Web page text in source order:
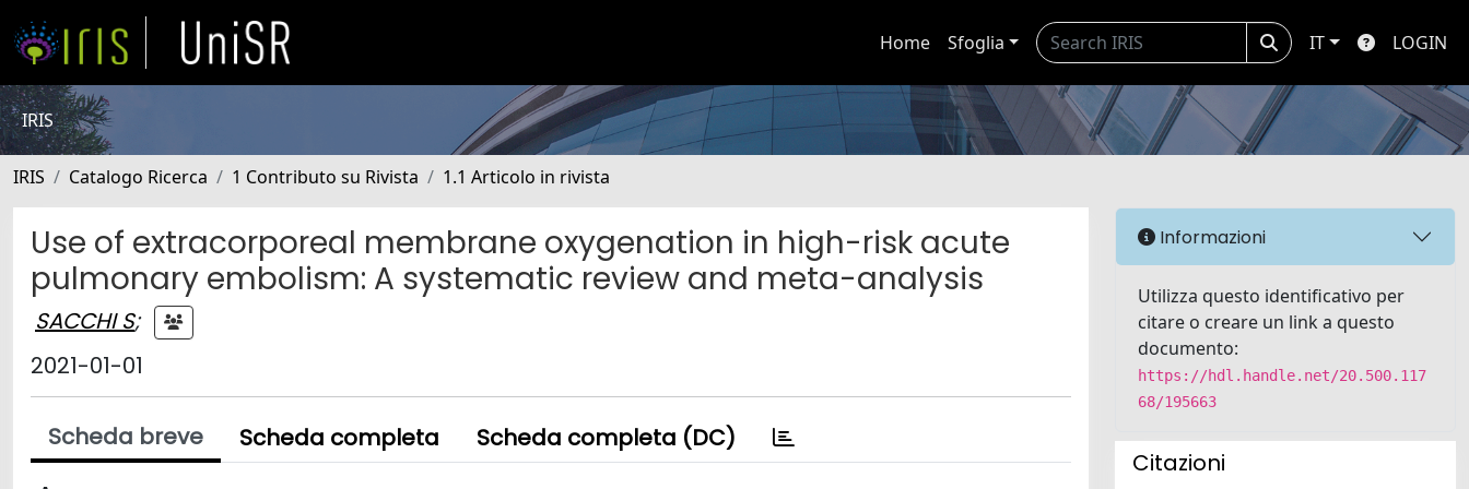
Home Sfoglia IT LOGIN
IRIS
IRIS Catalogo Ricerca 1 Contributo su Rivista 1.1 Articolo in rivista
Use of extracorporeal membrane oxygenation in high-risk acute
pulmonary embolism: A systematic review and meta-analysis
SACCHI S;
2021-01-01
Scheda breve Scheda completa Scheda completa (DC)
Informazioni
Utilizza questo identificativo per
citare o creare un link a questo
documento:
https://hdl.handle.net/20.500.117
68/195663
Citazioni